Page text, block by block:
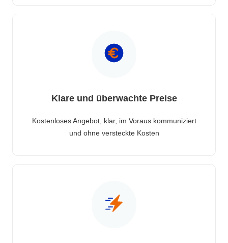
Klare und überwachte Preise
Kostenloses Angebot, klar, im Voraus kommuniziert
und ohne versteckte Kosten